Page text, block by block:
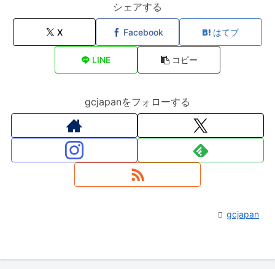
シェアする
X Facebook はてブ
LINE コピー
gcjapanをフォローする
gcjapan